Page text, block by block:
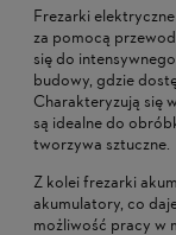
Frezarki
za pomocą
się do
budowy, gdzie
Charakteryzują się
są idealne do
tworzywa sztuczne.
Z kolei frezarki
akumulatory, co
możliwość pracy w